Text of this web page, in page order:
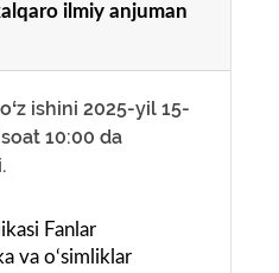
ilmiy anjuman
ishini 2025-yil 15-
10:00 da
Fanlar
va o‘simliklar